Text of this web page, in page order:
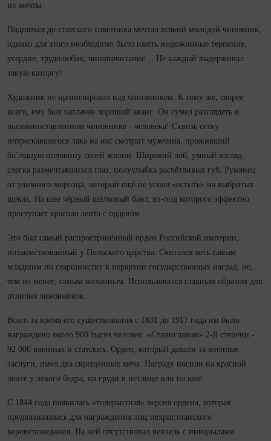
их мечты.
Подняться до статского советника мечтал всякий молодой чиновник,
однако для этого необходимо было иметь недюжинные терпение,
усердие, трудолюбие, чинопочитание… Не каждый выдерживал
такую каторгу!
Художник не иронизировал над чиновником. К тому же, скорее
всего, ему был заплачен хороший аванс. Он сумел разглядеть в
высокопоставленном чиновнике - человека! Сквозь сетку
потрескавшегося лака на нас смотрит мужчина, проживший
бо`льшую половину своей жизни. Широкий лоб, умный взгляд
слегка размечтавшихся глаз, полуулыбка расчётливых губ. Румянец
от уличного морозца, который ещё не успел «остыть» на выбритых
щеках. На шее чёрный шёлковый бант, из-под которого эффектно
проступает красная лента с орденом.
Это был самый распространённый орден Российской империи,
позаимствованный у Польского царства. Считался хоть самым
младшим по старшинству в иерархии государственных наград, но,
тем не менее, самым желанным. Использовался главным образом для
отличия чиновников.
Всего за время его существования с 1831 до 1917 года им было
награждено около 900 тысяч человек. «Станиславом» 2-й степени -
92 000 военных и статских. Орден, который давали за военные
заслуги, имел два скрещённых меча. Награду носили на красной
ленте у левого бедра, на груди в петлице или на шее.
С 1844 года появилась «толерантная» версия ордена, которая
предназначалась для награждения лиц нехристианского
вероисповедания. На ней отсутствовал вензель с инициалами